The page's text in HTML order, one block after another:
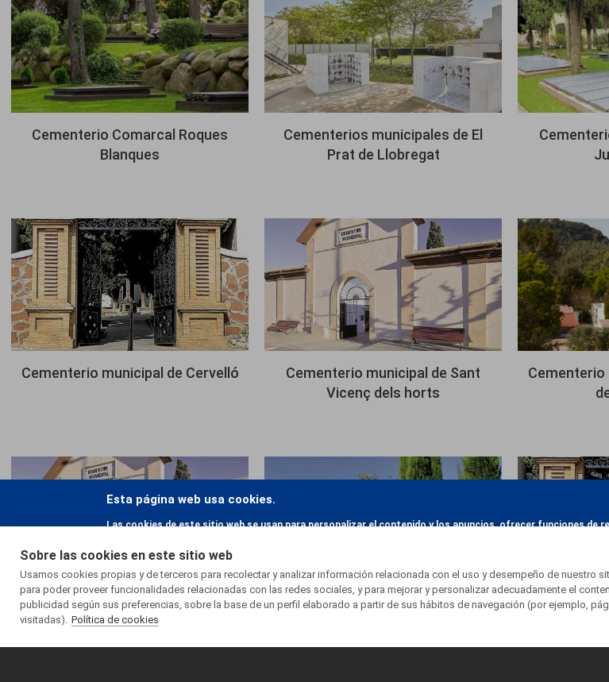
Cementerio Comarcal Roques
Blanques
Cementerios municipales de El
Prat de Llobregat
Imagen
Cementerio municipal de Cervelló
Imagen
Cementerio municipal de Sant
Vicenç dels horts
Imagen
Cementerio
Imagen
Cementerio municipal de
Castellar del Vallès
Cementerios municipales de
Imagen
Sobre las cookies en este sitio web
Usamos cookies propias y de terceros para recolectar y analizar información relacionada con el uso y desempeño de nuestro
para poder proveer funcionalidades relacionadas con las redes sociales, y para mejorar y personalizar adecuadamente el
publicidad según sus preferencias, sobre la base de un perfil elaborado a partir de sus hábitos de navegación (por ejemplo,
visitadas). Política de cookies
Esta página web usa cookies.
Las cookies de este sitio web se usan para personalizar el contenido y los anuncios, ofrecer funciones
el uso que haga del sitio web con nuestros partners de redes sociales, publicidad y análisis web, quienes
hayan recopilado a partir del uso que haya hecho de sus servicios. Más información